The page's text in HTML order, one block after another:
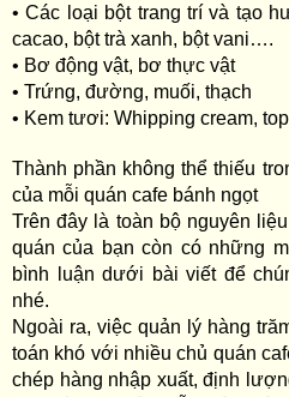
• Các loại bột trang trí và tạo
cacao, bột trà xanh, bột vani….
• Bơ động vật, bơ thực vật
• Trứng, đường, muối, thạch
• Kem tươi: Whipping cream,
Thành phần không thể thiếu
của mỗi quán cafe bánh ngọt
Trên đây là toàn bộ nguyên
quán của bạn còn có những
bình luận dưới bài viết để
nhé.
Ngoài ra, việc quản lý hàng
toán khó với nhiều chủ quán
chép hàng nhập xuất, định